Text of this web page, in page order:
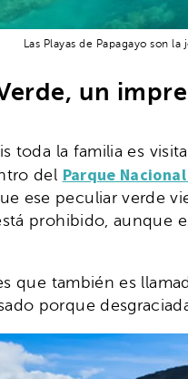
Las Playas de Papagayo son
un
toda la familia es
del Parque
ese peculiar verde
prohibido, aunque
que también es
porque